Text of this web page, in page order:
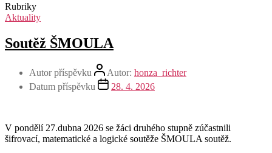
Rubriky
Aktuality
Soutěž ŠMOULA
Autor příspěvku Autor: honza_richter
Datum příspěvku
28. 4. 2026
V pondělí 27.dubna 2026 se žáci druhého stupně zúčastnili
šifrovací, matematické a logické soutěže ŠMOULA soutěž.